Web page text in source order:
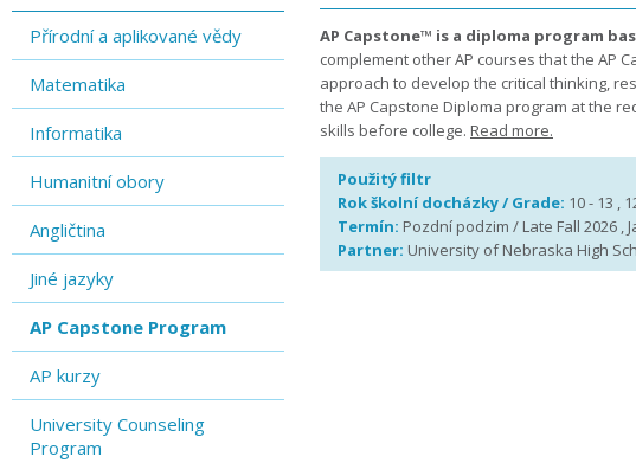
Přírodní a aplikované vědy
Matematika
Informatika
Humanitní obory
Angličtina
Jiné jazyky
AP Capstone Program
AP kurzy
University Counseling
Program
AP Capstone™ is a diploma program
complement other AP courses that the AP
approach to develop the critical thinking,
the AP Capstone Diploma program at the
skills before college. Read more.
Použitý filtr
Rok školní docházky / Grade: 10 - 13 ,
Termín: Pozdní podzim / Late Fall 2026 ,
Partner: University of Nebraska High